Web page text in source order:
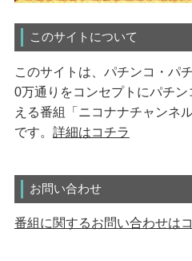
このサイトについて
このサイトは、パチンコ・パ
0万通りをコンセプトにパチ
える番組「ニコナナチャンネ
です。 詳細はコチラ
お問い合わせ
番組に関するお問い合わせは